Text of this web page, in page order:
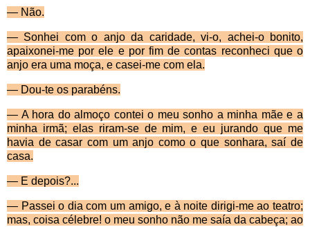
— Não.
— Sonhei com o anjo da caridade, vi-o, achei-o bonito,
apaixonei-me por ele e por fim de contas reco­nheci que o
anjo era uma moça, e casei-me com ela.
— Dou-te os parabéns.
— A hora do almoço contei o meu sonho a minha mãe e a
minha irmã; elas riram-se de mim, e eu jurando que me
havia de casar com um anjo como o que so­nhara, saí de
casa.
— E depois?...
— Passei o dia com um amigo, e à noite dirigi-me ao teatro;
mas, coisa célebre! o meu sonho não me saía da cabeça; ao